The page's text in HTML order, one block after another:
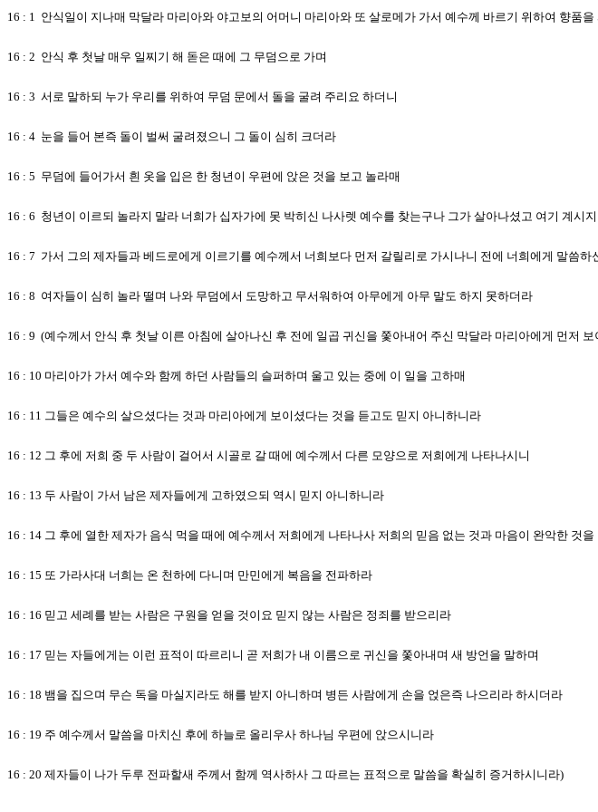
16 : 1 안식일이 지나매 막달라 마리아와 야고보의 어머니 마리아와 또 살로메가 가서 예수께 바르기 위하여 향품을
16 : 2 안식 후 첫날 매우 일찌기 해 돋은 때에 그 무덤으로 가며
16 : 3 서로 말하되 누가 우리를 위하여 무덤 문에서 돌을 굴려 주리요 하더니
16 : 4 눈을 들어 본즉 돌이 벌써 굴려졌으니 그 돌이 심히 크더라
16 : 5 무덤에 들어가서 흰 옷을 입은 한 청년이 우편에 앉은 것을 보고 놀라매
16 : 6 청년이 이르되 놀라지 말라 너희가 십자가에 못 박히신 나사렛 예수를 찾는구나 그가 살아나셨고 여기 계시
16 : 7 가서 그의 제자들과 베드로에게 이르기를 예수께서 너희보다 먼저 갈릴리로 가시나니 전에 너희에게 말씀
16 : 8 여자들이 심히 놀라 떨며 나와 무덤에서 도망하고 무서워하여 아무에게 아무 말도 하지 못하더라
16 : 9 (예수께서 안식 후 첫날 이른 아침에 살아나신 후 전에 일곱 귀신을 쫓아내어 주신 막달라 마리아에게 먼저 보
16 : 10 마리아가 가서 예수와 함께 하던 사람들의 슬퍼하며 울고 있는 중에 이 일을 고하매
16 : 11 그들은 예수의 살으셨다는 것과 마리아에게 보이셨다는 것을 듣고도 믿지 아니하니라
16 : 12 그 후에 저희 중 두 사람이 걸어서 시골로 갈 때에 예수께서 다른 모양으로 저희에게 나타나시니
16 : 13 두 사람이 가서 남은 제자들에게 고하였으되 역시 믿지 아니하니라
16 : 14 그 후에 열한 제자가 음식 먹을 때에 예수께서 저희에게 나타나사 저희의 믿음 없는 것과 마음이 완악한 것
16 : 15 또 가라사대 너희는 온 천하에 다니며 만민에게 복음을 전파하라
16 : 16 믿고 세례를 받는 사람은 구원을 얻을 것이요 믿지 않는 사람은 정죄를 받으리라
16 : 17 믿는 자들에게는 이런 표적이 따르리니 곧 저희가 내 이름으로 귀신을 쫓아내며 새 방언을 말하며
16 : 18 뱀을 집으며 무슨 독을 마실지라도 해를 받지 아니하며 병든 사람에게 손을 얹은즉 나으리라 하시더라
16 : 19 주 예수께서 말씀을 마치신 후에 하늘로 올리우사 하나님 우편에 앉으시니라
16 : 20 제자들이 나가 두루 전파할새 주께서 함께 역사하사 그 따르는 표적으로 말씀을 확실히 증거하시니라)